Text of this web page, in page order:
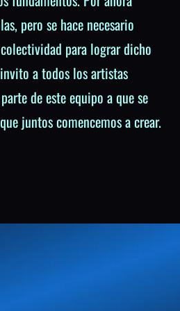
pero se hace necesario
para lograr dicho
a todos los artistas
de este equipo a que se
juntos comencemos a crear.